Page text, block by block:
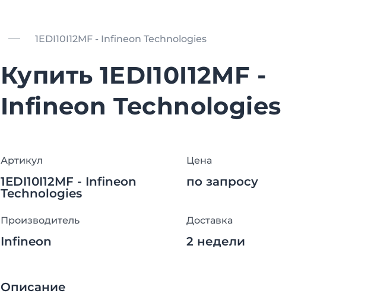
1EDI10I12MF - Infineon Technologies
Купить 1EDI10I12MF -
Infineon Technologies
Артикул
1EDI10I12MF - Infineon
Technologies
Цена
по запросу
Производитель
Infineon
Доставка
2 недели
Описание